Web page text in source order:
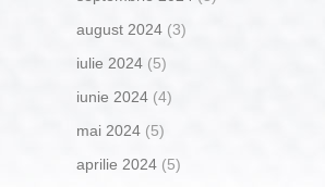
august 2024 (3)
iulie 2024 (5)
iunie 2024 (4)
mai 2024 (5)
aprilie 2024 (5)